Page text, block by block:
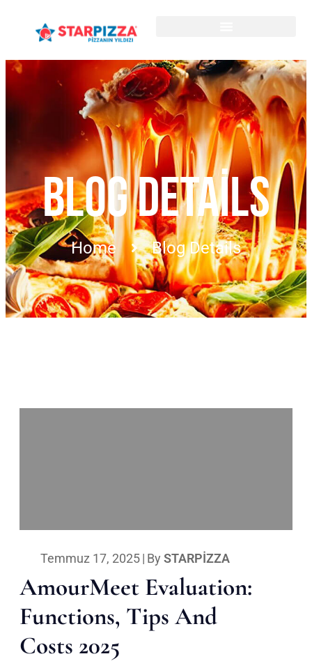
BLOG DETAILS
Home Blog Details
Temmuz 17, 2025| By STARPIZZA
AmourMeet Evaluation:
Functions, Tips And
Costs 2025